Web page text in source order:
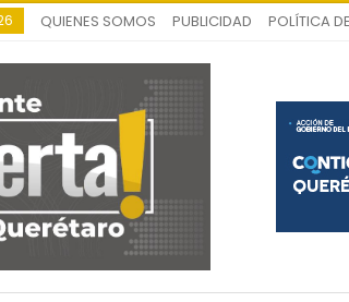
QUIENES SOMOS PUBLICIDAD POLÍTICA